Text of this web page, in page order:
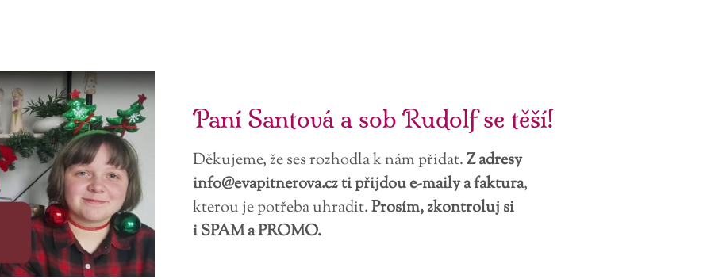
Paní Santová a sob Rudolf se těší!
Děkujeme, že ses rozhodla k nám přidat.Z adresy
info@evapitnerova.cz ti přijdou e-maily a faktura,
kterou je potřeba uhradit.Prosím, zkontroluj si
i SPAM a PROMO.